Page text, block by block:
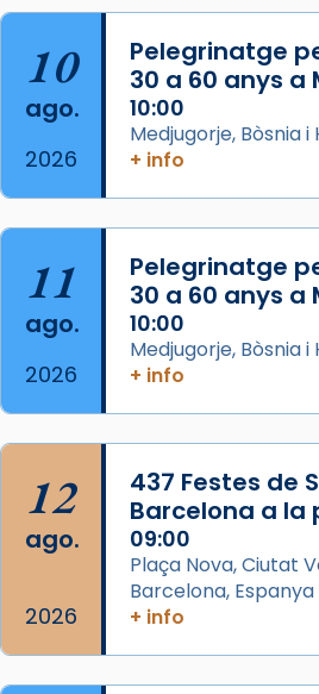
col·laboradors, a la
L’arquebisbe de
Josep Omella, ha presidit
concelebrat el bisbe
Mons. David Abadías.
📸 Dr. G. Simón
Foto
View on Facebook · Share
Arquebisbat de
2 weeks ago
Acompanyant la història
partir de l’Edat Mitjana
que les santes Juliana
Semproniana (“relatiu a
eterna”) són deixebles
frare Joan Gaspar Roig,
que les santes són filles
Mataró en reivindicarà les
10
ago.
2026
Pelegrinatge
30 a 60 anys a
10:00
Medjugorje, Bòsnia
+ info
11
ago.
2026
Pelegrinatge
30 a 60 anys a
10:00
Medjugorje, Bòsnia
+ info
12
ago.
2026
437 Festes de
Barcelona a la
09:00
Plaça Nova, Ciutat
Barcelona, Espanya
+ info